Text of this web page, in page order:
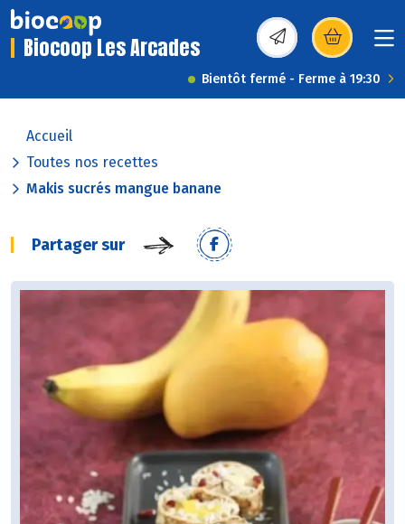
Biocoop Les Arcades (s’ouvre dans une
Bientôt fermé - Ferme à 19:30
Accueil
Toutes nos recettes
Makis sucrés mangue banane
Partager sur